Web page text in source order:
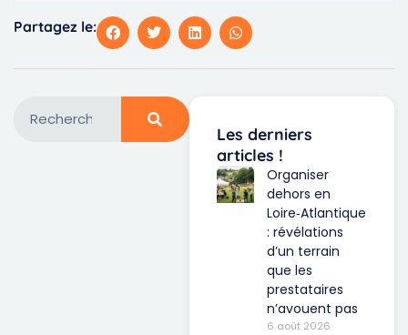
Partagez le:
Les derniers
articles !
Organiser
dehors en
Loire‑Atlantique
: révélations
d’un terrain
que les
prestataires
n’avouent pas
6 août 2026